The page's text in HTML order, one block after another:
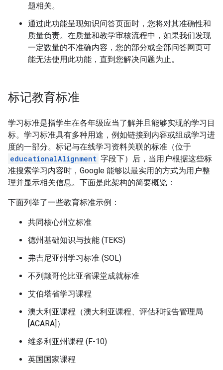
题相关。
通过此功能呈现知识问答页面时，您将对其准确性和
质量负责。在质量和教学审核流程中，如果我们发现
一定数量的不准确内容，您的部分或全部问答网页可
能无法使用此功能，直到您解决问题为止。
标记教育标准
学习标准是指学生在各年级应当了解并且能够实现的学习目
标。学习标准具有多种用途，例如链接到内容或组成学习进
度的一部分。标记与在线学习资料关联的标准（位于
educationalAlignment 字段下）后，当用户根据这些标
准搜索学习内容时，Google 能够以最实用的方式为用户整
理并显示相关信息。下面是此架构的简要概览：
下面列举了一些教育标准示例：
共同核心州立标准
德州基础知识与技能 (TEKS)
弗吉尼亚州学习标准 (SOL)
不列颠哥伦比亚省课堂成就标准
艾伯塔省学习课程
澳大利亚课程（澳大利亚课程、评估和报告管理局
[ACARA]）
维多利亚州课程 (F-10)
英国国家课程